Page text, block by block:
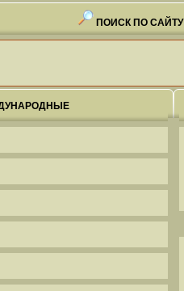
ПОИСК ПО САЙТУ